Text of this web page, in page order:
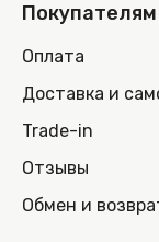
Покупателям
Оплата
Доставка и
Trade-in
Отзывы
Обмен и